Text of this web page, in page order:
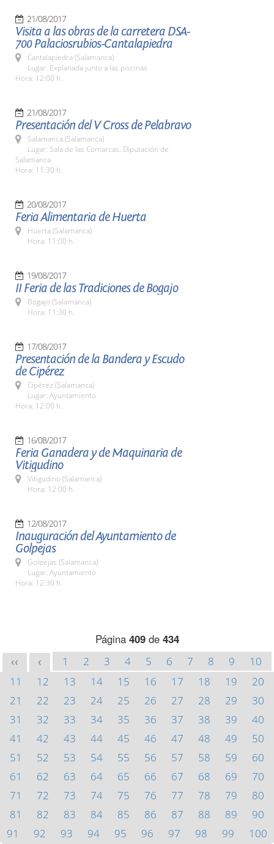
21/08/2017
Visita a las obras de la carretera DSA-
700 Palaciosrubios-Cantalapiedra
Cantalapiedra (Salamanca)
Lugar: Explanada junto a las piscinas
Hora: 12:00 h.
21/08/2017
Presentación del V Cross de Pelabravo
Salamanca (Salamanca)
Lugar: Sala de las Comarcas. Diputación de
Salamanca
Hora: 11:30 h.
20/08/2017
Feria Alimentaria de Huerta
Huerta (Salamanca)
Hora: 11:00 h.
19/08/2017
II Feria de las Tradiciones de Bogajo
Bogajo (Salamanca)
Hora: 11:30 h.
17/08/2017
Presentación de la Bandera y Escudo
de Cipérez
Cipérez (Salamanca)
Lugar: Ayuntamiento
Hora: 12:00 h.
16/08/2017
Feria Ganadera y de Maquinaria de
Vitigudino
Vitigudino (Salamanca)
Hora: 12:00 h.
12/08/2017
Inauguración del Ayuntamiento de
Golpejas
Golpejas (Salamanca)
Lugar: Ayuntamiento
Hora: 12:30 h.
Página 409de 434
<< < 1 2 3 4 5 6 7 8 9
10
11
12 13 14 15 16 17 18 19
20
21
22 23 24 25 26 27 28 29
30
31
32 33 34 35 36 37 38 39
40
41
42 43 44 45 46 47 48 49
50
51
52 53 54 55 56 57 58 59
60
61
62 63 64 65 66 67 68 69
70
71
72 73 74 75 76 77 78 79
80
81
82 83 84 85 86 87 88 89
90
91
92 93 94 95 96 97 98 99
100